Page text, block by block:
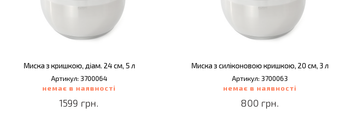
Миска з кришкою, діам. 24 см, 5 л
Артикул: 3700064
немає в наявності
1599 грн.
Миска з силіконовою кришкою, 20 см, 3 л
Артикул: 3700063
немає в наявності
800 грн.